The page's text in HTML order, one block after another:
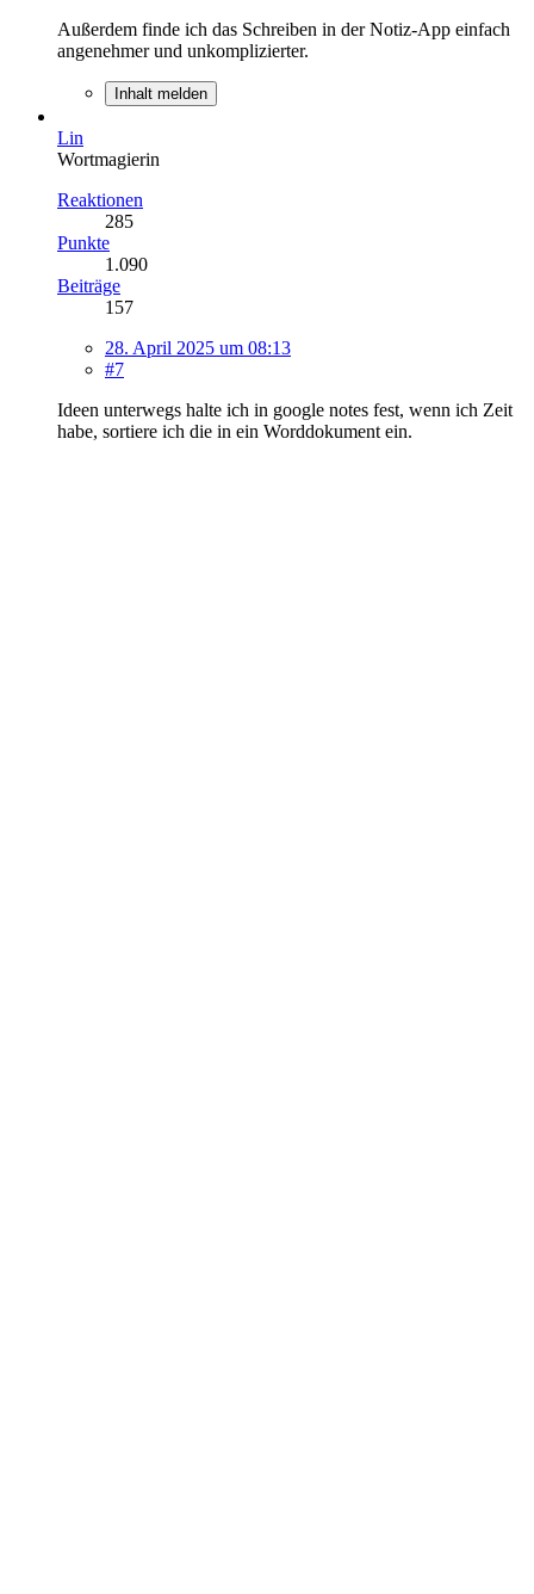
Außerdem finde ich das Schreiben in der Notiz-App einfach
angenehmer und unkomplizierter.
Inhalt melden
Lin
Wortmagierin
Reaktionen
285
Punkte
1.090
Beiträge
157
28. April 2025 um 08:13
#7
Ideen unterwegs halte ich in google notes fest, wenn ich Zeit
habe, sortiere ich die in ein Worddokument ein.